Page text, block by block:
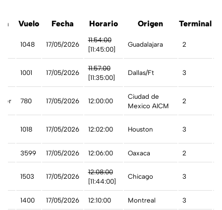
Vuelo Fecha Horario Origen Terminal
1048 17/05/2026
11:54:00
[11:45:00]
Guadalajara 2
1001 17/05/2026
11:57:00
[11:35:00]
Dallas/Ft 3
780 17/05/2026 12:00:00
Ciudad de
Mexico AICM
2
1018 17/05/2026 12:02:00 Houston 3
3599 17/05/2026 12:06:00 Oaxaca 2
1503 17/05/2026
12:08:00
[11:44:00]
Chicago 3
1400 17/05/2026 12:10:00 Montreal 3